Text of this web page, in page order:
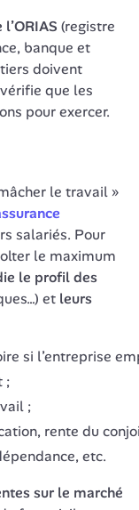
l’ORIAS (registre
banque et
doivent
que les
pour exercer.
le travail »
salariés. Pour
le maximum
le profil des
et leurs
si l’entreprise
;
;
rente du
etc.
sur le marché